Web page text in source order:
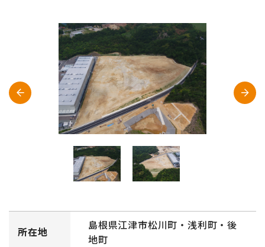
所在地
島根県江津市松川町・浅利町・後
地町